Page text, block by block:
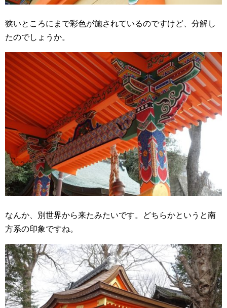
狭いところにまで彩色が施されているのですけど、分解し
たのでしょうか。
なんか、別世界から来たみたいです。どちらかというと南
方系の印象ですね。